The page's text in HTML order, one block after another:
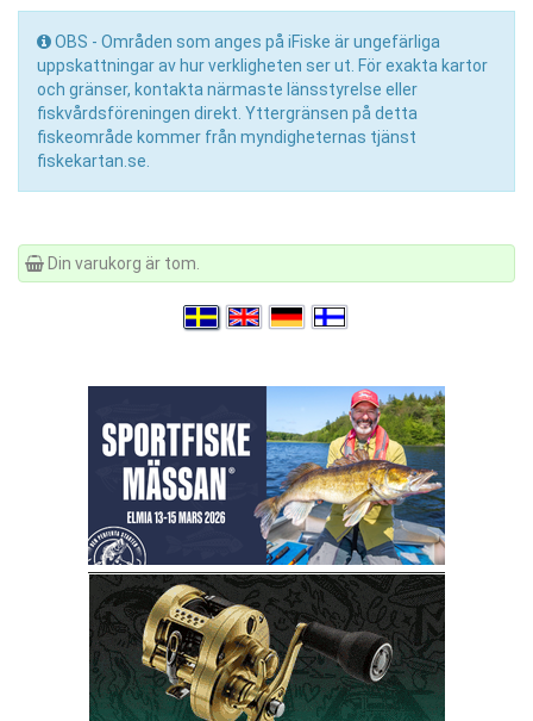
OBS - Områden som anges på iFiske är ungefärliga
uppskattningar av hur verkligheten ser ut. För exakta kartor
och gränser, kontakta närmaste länsstyrelse eller
fiskvårdsföreningen direkt. Yttergränsen på detta
fiskeområde kommer från myndigheternas tjänst
fiskekartan.se.
Din varukorg är tom.